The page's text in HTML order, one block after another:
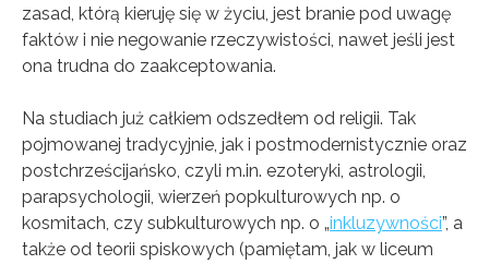
zasad, którą kieruję się w życiu, jest branie pod uwagę
faktów i nie negowanie rzeczywistości, nawet jeśli jest
ona trudna do zaakceptowania.
Na studiach już całkiem odszedłem od religii. Tak
pojmowanej tradycyjnie, jak i postmodernistycznie oraz
postchrześcijańsko, czyli m.in. ezoteryki, astrologii,
parapsychologii, wierzeń popkulturowych np. o
kosmitach, czy subkulturowych np. o „inkluzywności”, a
także od teorii spiskowych (pamiętam, jak w liceum